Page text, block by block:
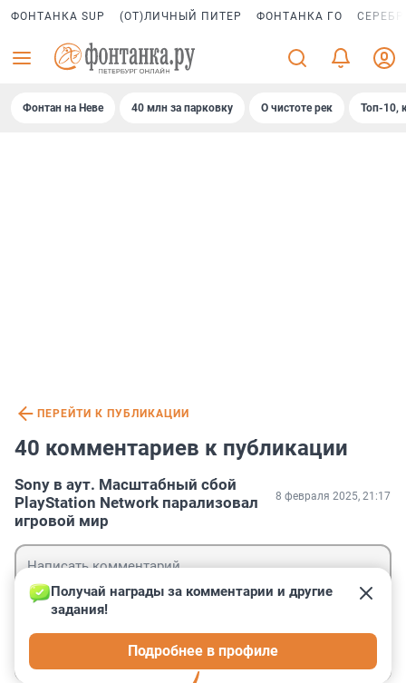
ФОНТАНКА SUP (ОТ)ЛИЧНЫЙ ПИТЕР ФОНТАНКА ГО
Фонтан на Неве 40 млн за парковку О чистоте рек Топ-10,
ПЕРЕЙТИ К ПУБЛИКАЦИИ
40 комментариев к публикации
Sony в аут. Масштабный сбой
PlayStation Network парализовал
игровой мир
8 февраля 2025, 21:17
Получай награды за комментарии и другие
задания!
Подробнее в профиле